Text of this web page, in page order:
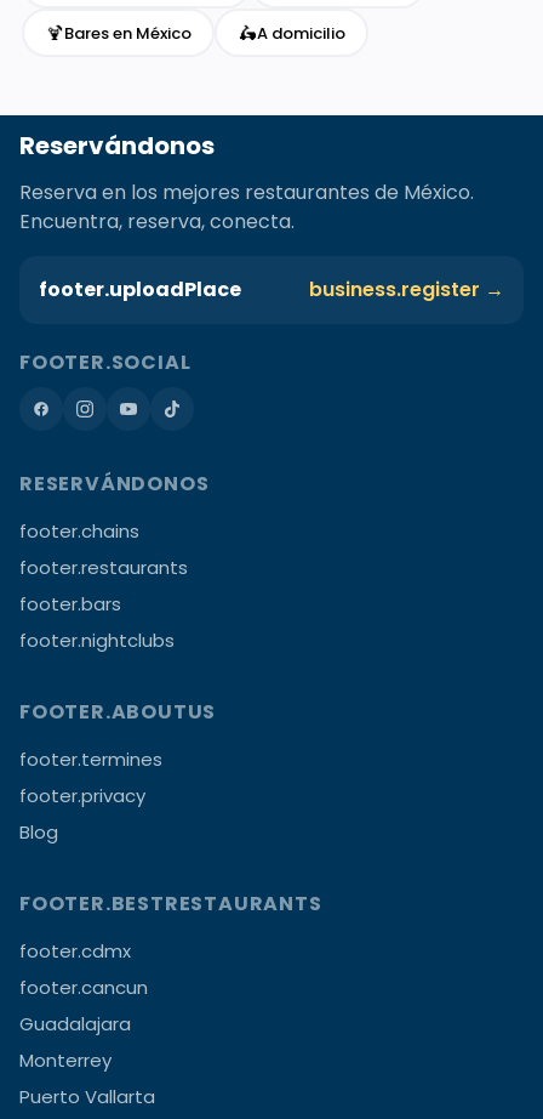
🍹Bares en México 🛵A domicilio
Reservándonos
Reserva en los mejores restaurantes de México.
Encuentra, reserva, conecta.
footer.uploadPlace business.register →
FOOTER.SOCIAL
RESERVÁNDONOS
footer.chains
footer.restaurants
footer.bars
footer.nightclubs
FOOTER.ABOUTUS
footer.termines
footer.privacy
Blog
FOOTER.BESTRESTAURANTS
footer.cdmx
footer.cancun
Guadalajara
Monterrey
Puerto Vallarta